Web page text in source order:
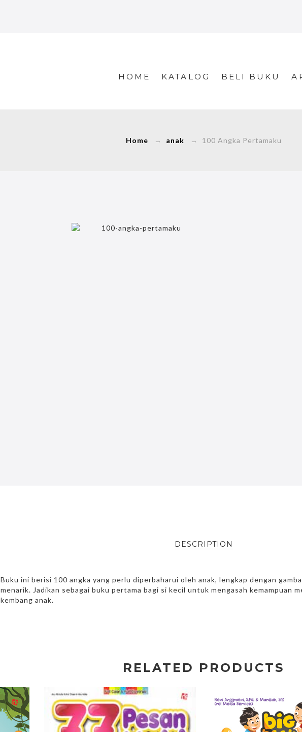
HOME KATALOG BELI BUKU
Home → anak → 100 Angka Pertamaku
DESCRIPTION
Buku ini berisi 100 angka yang perlu diperbaharui oleh anak, lengkap dengan
menarik. Jadikan sebagai buku pertama bagi si kecil untuk mengasah kemampuan
kembang anak.
RELATED PRODUCTS